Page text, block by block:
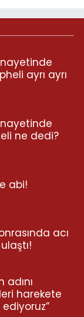
ayrı ayrı
ne dedi?
abi!
acı
adını
harekete